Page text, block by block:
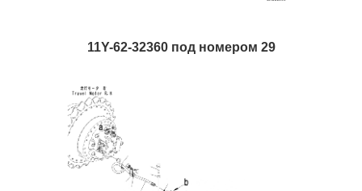
11Y-62-32360 под номером 29